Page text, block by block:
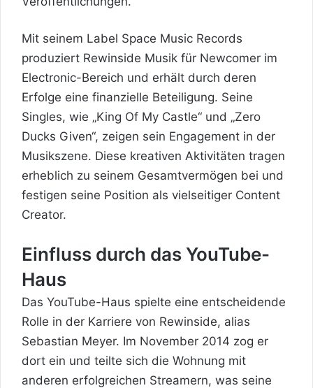
Mit seinem Label Space Music Records
produziert Rewinside Musik für Newcomer im
Electronic-Bereich und erhält durch deren
Erfolge eine finanzielle Beteiligung. Seine
Singles, wie „King Of My Castle“ und „Zero
Ducks Given“, zeigen sein Engagement in der
Musikszene. Diese kreativen Aktivitäten tragen
erheblich zu seinem Gesamtvermögen bei und
festigen seine Position als vielseitiger Content
Creator.
Einfluss durch das YouTube-
Haus
Das YouTube-Haus spielte eine entscheidende
Rolle in der Karriere von Rewinside, alias
Sebastian Meyer. Im November 2014 zog er
dort ein und teilte sich die Wohnung mit
anderen erfolgreichen Streamern, was seine